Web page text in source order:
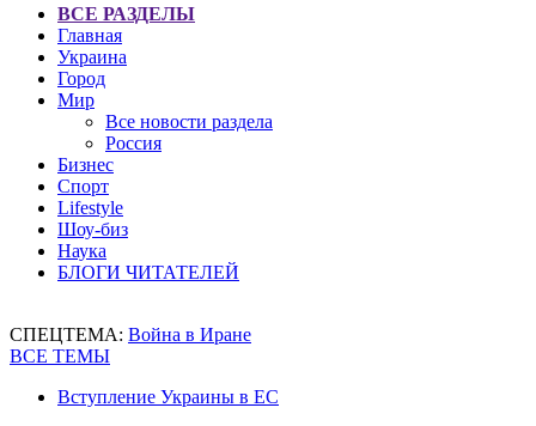
ВСЕ РАЗДЕЛЫ
Главная
Украина
Город
Мир
Все новости раздела
Россия
Бизнес
Спорт
Lifestyle
Шоу-биз
Наука
БЛОГИ ЧИТАТЕЛЕЙ
СПЕЦТЕМА: Война в Иране
ВСЕ ТЕМЫ
Вступление Украины в ЕС